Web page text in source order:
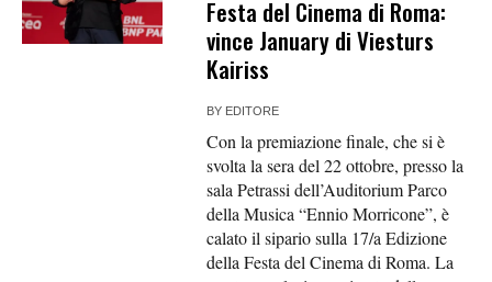
Festa del Cinema di Roma:
vince January di Viesturs
Kairiss
BY EDITORE
Con la premiazione finale, che si è
svolta la sera del 22 ottobre, presso la
sala Petrassi dell’Auditorium Parco
della Musica “Ennio Morricone”, è
calato il sipario sulla 17/a Edizione
della Festa del Cinema di Roma. La